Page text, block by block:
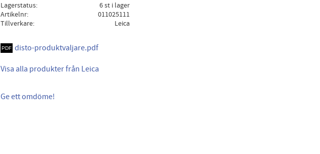
Lagerstatus
6 st i lager
Artikelnr
011025111
Tillverkare
Leica
disto-produktvaljare.pdf
Visa alla produkter från Leica
Ge ett omdöme!